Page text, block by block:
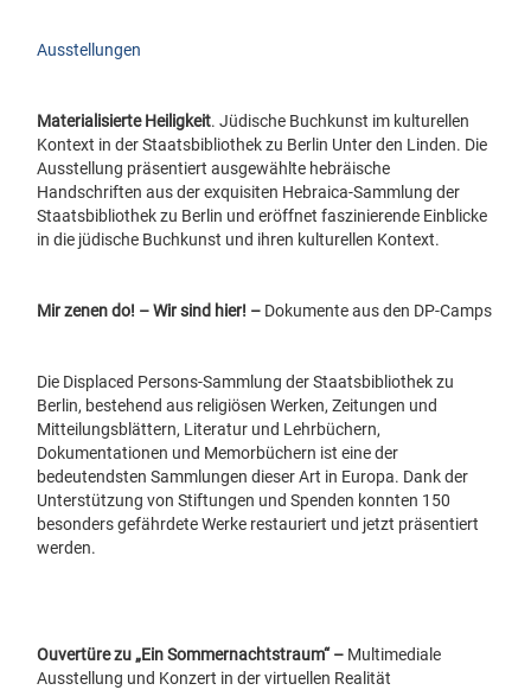
Ausstellungen
Materialisierte Heiligkeit. Jüdische Buchkunst im kulturellen
Kontext in der Staatsbibliothek zu Berlin Unter den Linden. Die
Ausstellung präsentiert ausgewählte hebräische
Handschriften aus der exquisiten Hebraica-Sammlung der
Staatsbibliothek zu Berlin und eröffnet faszinierende Einblicke
in die jüdische Buchkunst und ihren kulturellen Kontext.
Mir zenen do! – Wir sind hier! – Dokumente aus den DP-Camps
Die Displaced Persons-Sammlung der Staatsbibliothek zu
Berlin, bestehend aus religiösen Werken, Zeitungen und
Mitteilungsblättern, Literatur und Lehrbüchern,
Dokumentationen und Memorbüchern ist eine der
bedeutendsten Sammlungen dieser Art in Europa. Dank der
Unterstützung von Stiftungen und Spenden konnten 150
besonders gefährdete Werke restauriert und jetzt präsentiert
werden.
Ouvertüre zu „Ein Sommernachtstraum“ – Multimediale
Ausstellung und Konzert in der virtuellen Realität